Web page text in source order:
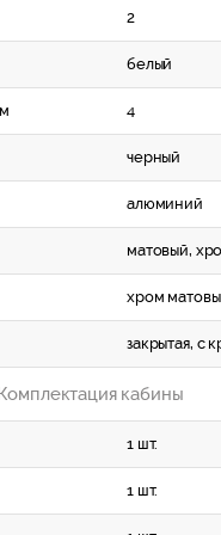
2
белый
4
черный
алюминий
матовый,
хром
закрытая, c
кабины
1 шт.
1 шт.